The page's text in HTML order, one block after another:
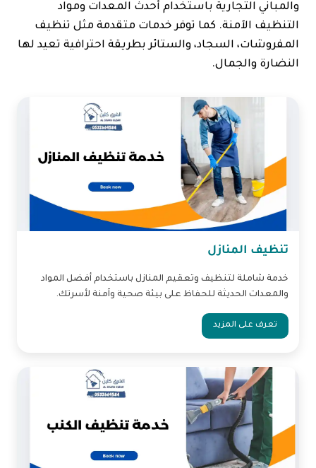
والمباني التجارية باستخدام أحدث المعدات ومواد
التنظيف الآمنة. كما توفر خدمات متقدمة مثل تنظيف
المفروشات، السجاد، والستائر بطريقة احترافية تعيد لها
النضارة والجمال.
تنظيف المنازل
خدمة شاملة لتنظيف وتعقيم المنازل باستخدام أفضل المواد
والمعدات الحديثة للحفاظ على بيئة صحية وآمنة لأسرتك.
تعرف على المزيد